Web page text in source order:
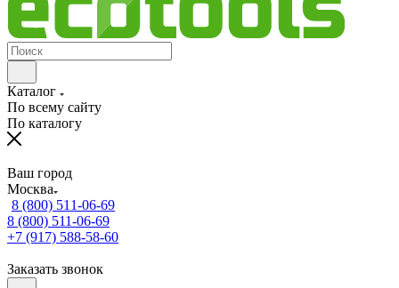
Каталог
По всему сайту
По каталогу
Ваш город
Москва
8 (800) 511-06-69
8 (800) 511-06-69
+7 (917) 588-58-60
Заказать звонок